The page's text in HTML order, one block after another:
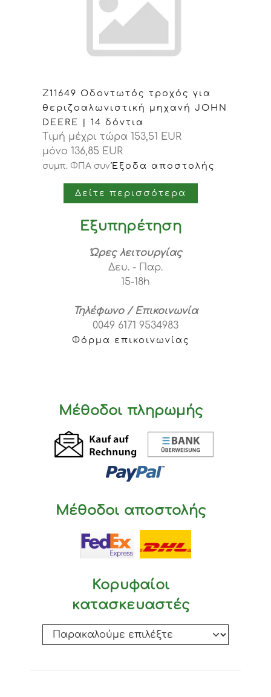
Z11649 Οδοντωτός τροχός για
θεριζοαλωνιστική μηχανή JOHN
DEERE | 14 δόντια
Τιμή μέχρι τώρα 153,51 EUR
μόνο 136,85 EUR
συμπ. ΦΠΑ συνΈξοδα αποστολής
Δείτε περισσότερα
Εξυπηρέτηση
Ώρες λειτουργίας
Δευ. - Παρ.
15-18h
Τηλέφωνο / Επικοινωνία
0049 6171 9534983
Φόρμα επικοινωνίας
Μέθοδοι πληρωμής
Μέθοδοι αποστολής
Κορυφαίοι
κατασκευαστές